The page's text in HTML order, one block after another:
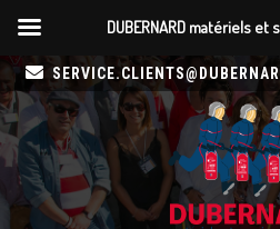
DUBERNARD matériels